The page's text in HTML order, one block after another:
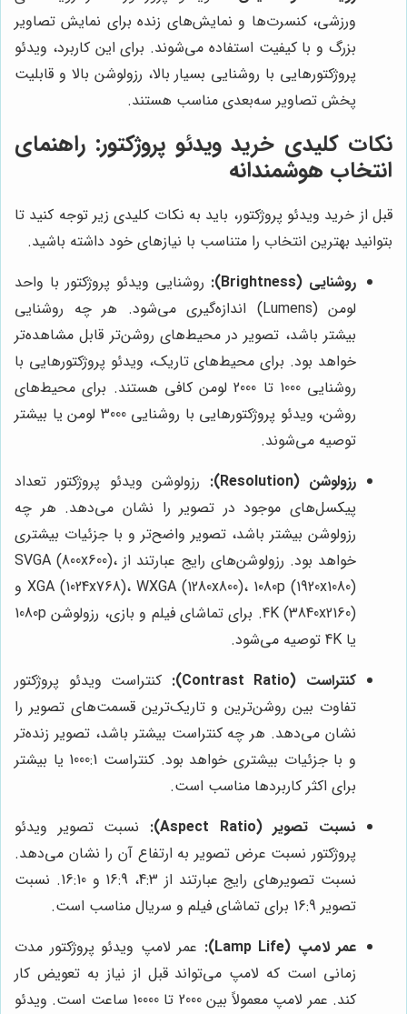
ورزشی، کنسرت‌ها و نمایش‌های زنده برای نمایش تصاویر
بزرگ و با کیفیت استفاده می‌شوند. برای این کاربرد، ویدئو
پروژکتورهایی با روشنایی بسیار بالا، رزولوشن بالا و قابلیت
پخش تصاویر سه‌بعدی مناسب هستند.
نکات کلیدی خرید ویدئو پروژکتور: راهنمای
انتخاب هوشمندانه
قبل از خرید ویدئو پروژکتور، باید به نکات کلیدی زیر توجه کنید تا
بتوانید بهترین انتخاب را متناسب با نیازهای خود داشته باشید.
روشنایی (Brightness):
روشنایی ویدئو پروژکتور با واحد
لومن (Lumens) اندازه‌گیری می‌شود. هر چه روشنایی
بیشتر باشد، تصویر در محیط‌های روشن‌تر قابل مشاهده‌تر
خواهد بود. برای محیط‌های تاریک، ویدئو پروژکتورهایی با
روشنایی 1000 تا 2000 لومن کافی هستند. برای محیط‌های
روشن، ویدئو پروژکتورهایی با روشنایی 3000 لومن یا بیشتر
توصیه می‌شوند.
رزولوشن (Resolution):
رزولوشن ویدئو پروژکتور تعداد
پیکسل‌های موجود در تصویر را نشان می‌دهد. هر چه
رزولوشن بیشتر باشد، تصویر واضح‌تر و با جزئیات بیشتری
خواهد بود. رزولوشن‌های رایج عبارتند از SVGA (800x600)،
XGA (1024x768)، WXGA (1280x800)، 1080p (1920x1080) و
4K (3840x2160). برای تماشای فیلم و بازی، رزولوشن 1080p
یا 4K توصیه می‌شود.
کنتراست (Contrast Ratio):
کنتراست ویدئو پروژکتور
تفاوت بین روشن‌ترین و تاریک‌ترین قسمت‌های تصویر را
نشان می‌دهد. هر چه کنتراست بیشتر باشد، تصویر زنده‌تر
و با جزئیات بیشتری خواهد بود. کنتراست 1000:1 یا بیشتر
برای اکثر کاربردها مناسب است.
نسبت تصویر (Aspect Ratio):
نسبت تصویر ویدئو
پروژکتور نسبت عرض تصویر به ارتفاع آن را نشان می‌دهد.
نسبت تصویرهای رایج عبارتند از 4:3، 16:9 و 16:10. نسبت
تصویر 16:9 برای تماشای فیلم و سریال مناسب است.
عمر لامپ (Lamp Life):
عمر لامپ ویدئو پروژکتور مدت
زمانی است که لامپ می‌تواند قبل از نیاز به تعویض کار
کند. عمر لامپ معمولاً بین 2000 تا 10000 ساعت است. ویدئو